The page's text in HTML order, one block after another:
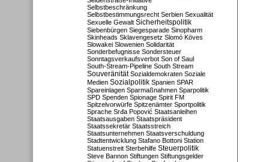
Selbstbeschränkung
Selbstbestimmungsrecht Serbien Sexualität
Sexuelle Gewalt Sicherheitspolitik
Siebenbürgen Siegesparade Sinopharm
Skinheads Sklavengesetz Slomó Köves
Slowakei Slowenien Solidarität
Sonderbefugnisse Sondersteuer
Sonntagsverkaufsverbot Son of Saul
South-Stream-Pipeline South Stream
Souveränität Sozialdemokraten Soziale
Medien Sozialpolitik Spanien SPAR
Spareinlagen Sparmaßnahmen Sparpolitik
SPD Spenden Spionage Spirit FM
Spitzelvorwürfe Spitzenämter Sportpolitik
Sprache Srđa Popović Staatsanleihen
Staatsausgaben Staatspräsident
Staatssekretär Staatsstreich
Staatsunternehmen Staatsverschuldung
Stadtentwicklung Stafano Bottoni Station
Statuenstreit Sterbehilfe Steuerpolitik
Steve Bannon Stiftungen Stiftungsgelder